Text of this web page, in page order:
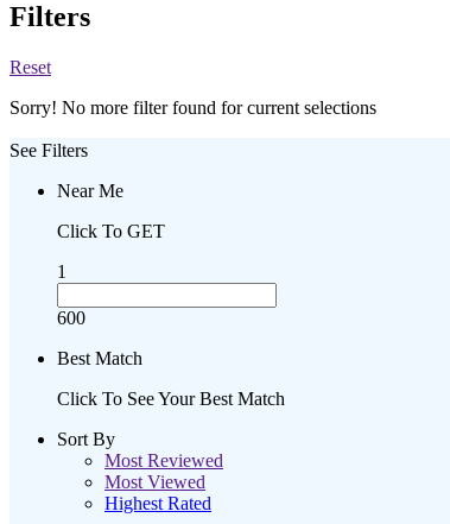
Filters
Reset
Sorry! No more filter found for current selections
See Filters
Near Me
Click To GET
1
600
Best Match
Click To See Your Best Match
Sort By
Most Reviewed
Most Viewed
Highest Rated